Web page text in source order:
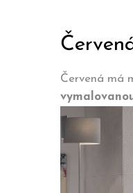
Červená má